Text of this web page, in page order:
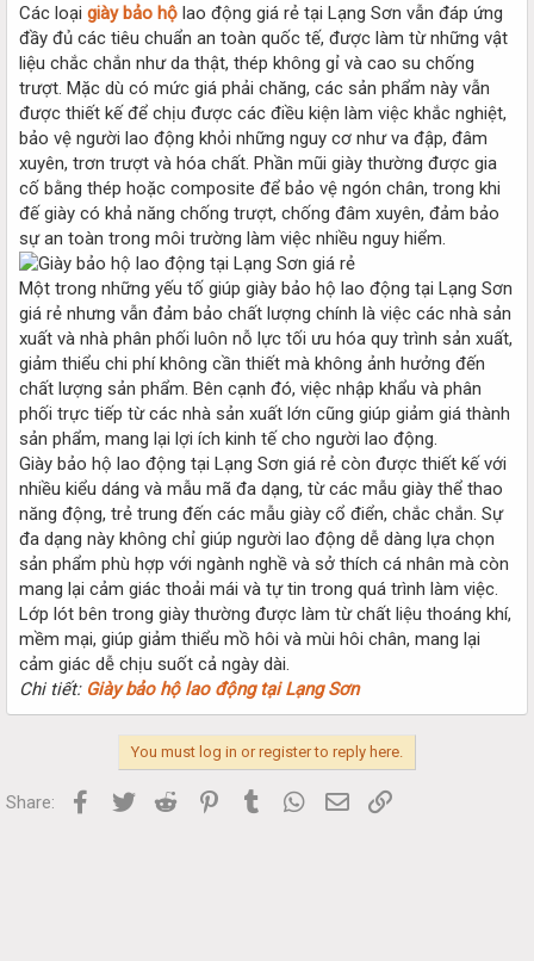
Các loại giày bảo hộ lao động giá rẻ tại Lạng Sơn vẫn đáp ứng
đầy đủ các tiêu chuẩn an toàn quốc tế, được làm từ những vật
liệu chắc chắn như da thật, thép không gỉ và cao su chống
trượt. Mặc dù có mức giá phải chăng, các sản phẩm này vẫn
được thiết kế để chịu được các điều kiện làm việc khắc nghiệt,
bảo vệ người lao động khỏi những nguy cơ như va đập, đâm
xuyên, trơn trượt và hóa chất. Phần mũi giày thường được gia
cố bằng thép hoặc composite để bảo vệ ngón chân, trong khi
đế giày có khả năng chống trượt, chống đâm xuyên, đảm bảo
sự an toàn trong môi trường làm việc nhiều nguy hiểm.
Một trong những yếu tố giúp giày bảo hộ lao động tại Lạng Sơn
giá rẻ nhưng vẫn đảm bảo chất lượng chính là việc các nhà sản
xuất và nhà phân phối luôn nỗ lực tối ưu hóa quy trình sản xuất,
giảm thiểu chi phí không cần thiết mà không ảnh hưởng đến
chất lượng sản phẩm. Bên cạnh đó, việc nhập khẩu và phân
phối trực tiếp từ các nhà sản xuất lớn cũng giúp giảm giá thành
sản phẩm, mang lại lợi ích kinh tế cho người lao động.
Giày bảo hộ lao động tại Lạng Sơn giá rẻ còn được thiết kế với
nhiều kiểu dáng và mẫu mã đa dạng, từ các mẫu giày thể thao
năng động, trẻ trung đến các mẫu giày cổ điển, chắc chắn. Sự
đa dạng này không chỉ giúp người lao động dễ dàng lựa chọn
sản phẩm phù hợp với ngành nghề và sở thích cá nhân mà còn
mang lại cảm giác thoải mái và tự tin trong quá trình làm việc.
Lớp lót bên trong giày thường được làm từ chất liệu thoáng khí,
mềm mại, giúp giảm thiểu mồ hôi và mùi hôi chân, mang lại
cảm giác dễ chịu suốt cả ngày dài.
Chi tiết: Giày bảo hộ lao động tại Lạng Sơn
You must log in or register to reply here.
Share: Facebook
Twitter Reddit PinterestTumblr WhatsApp
Email